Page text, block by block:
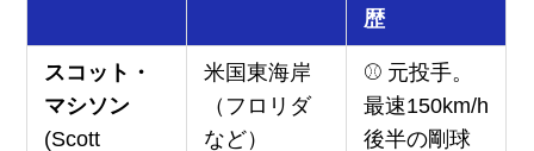
歴
スコット・
マシソン
(Scott
米国東海岸
（フロリダ
など）
⚾ 元投手。
最速150km/h
後半の剛球